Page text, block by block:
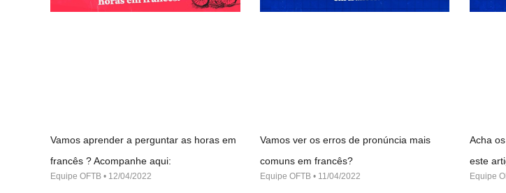
Vamos aprender a perguntar as horas em
francês ? Acompanhe aqui:
Equipe OFTB 12/04/2022
Vamos ver os erros de pronúncia mais
comuns em francês?
Equipe OFTB 11/04/2022
Acha
este
Equipe